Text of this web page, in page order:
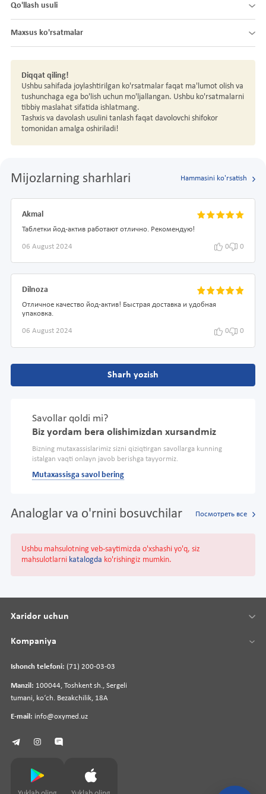
Qo'llash usuli
Maxsus ko'rsatmalar
Diqqat qiling!
Ushbu sahifada joylashtirilgan ko'rsatmalar faqat ma'lumot olish va
tushunchaga ega bo'lish uchun mo'ljallangan. Ushbu ko'rsatmalarni
tibbiy maslahat sifatida ishlatmang.
Tashxis va davolash usulini tanlash faqat davolovchi shifokor
tomonidan amalga oshiriladi!
Mijozlarning sharhlari Hammasini ko'rsatish
Akmal
Таблетки йод-актив работают отлично. Рекомендую!
06 August 2024 0 0
Dilnoza
Отличное качество йод-актив! Быстрая доставка и удобная
упаковка.
06 August 2024 0 0
Sharh yozish
Savollar qoldi mi?
Biz yordam bera olishimizdan xursandmiz
Bizning mutaxassislarimiz sizni qiziqtirgan savollarga kunning
istalgan vaqti onlayn javob berishga tayyormiz.
Mutaxassisga savol bering
Analoglar va o'rnini bosuvchilar Посмотреть все
Ushbu mahsulotning veb-saytimizda o'xshashi yo'q, siz
mahsulotlarni katalogda ko'rishingiz mumkin.
Ishonch telefoni: (71) 200-03-03
Manzil: 100044, Toshkent sh., Sergeli
tumani, koʻch. Bezakchilik, 18A
E-mail: info@oxymed.uz
Xaridor uchun
Kompaniya